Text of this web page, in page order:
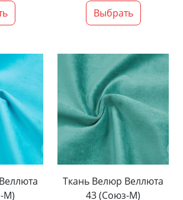
Выбрать
М)
Ткань Велюр Веллюта
43 (Союз-М)